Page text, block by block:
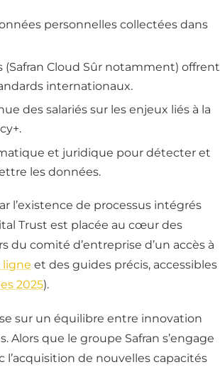
personnelles collectées dans
Cloud Sûr notamment) offrent
internationaux.
des salariés sur les enjeux liés à la
et juridique pour détecter et
les données.
l’existence de processus intégrés
Trust est placée au cœur des
du comité d’entreprise d’un accès à
ligne et des guides précis, accessibles
2025).
sur un équilibre entre innovation
que le groupe Safran s’engage
de nouvelles capacités